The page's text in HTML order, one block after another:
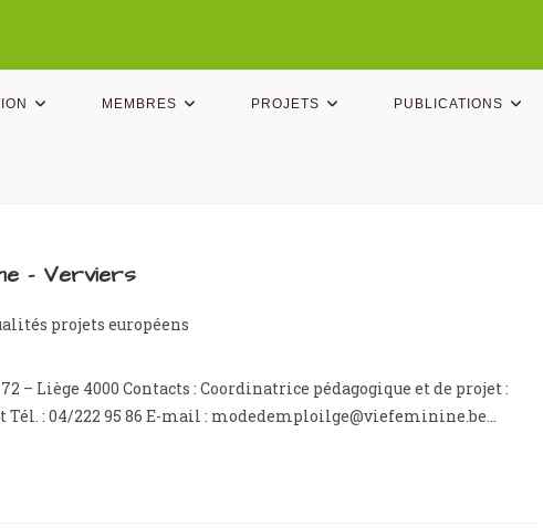
MEMBRES PROJETS PUBLICATIONS
– Verviers
projets européens
– Liège 4000 Contacts : Coordinatrice pédagogique et de projet :
: 04/222 95 86 E-mail : modedemploilge@viefeminine.be…